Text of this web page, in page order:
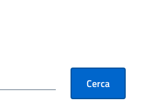
Cerca